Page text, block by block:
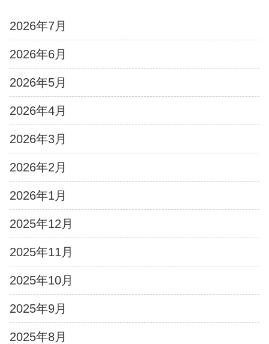
2026年7月
2026年6月
2026年5月
2026年4月
2026年3月
2026年2月
2026年1月
2025年12月
2025年11月
2025年10月
2025年9月
2025年8月